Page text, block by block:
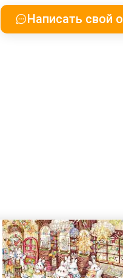
Написать свой